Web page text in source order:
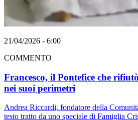
21/04/2026 - 6:00
COMMENTO
Francesco, il Pontefice che
nei suoi perimetri
Andrea Riccardi, fondatore della
testo tratto da uno speciale di Famiglia